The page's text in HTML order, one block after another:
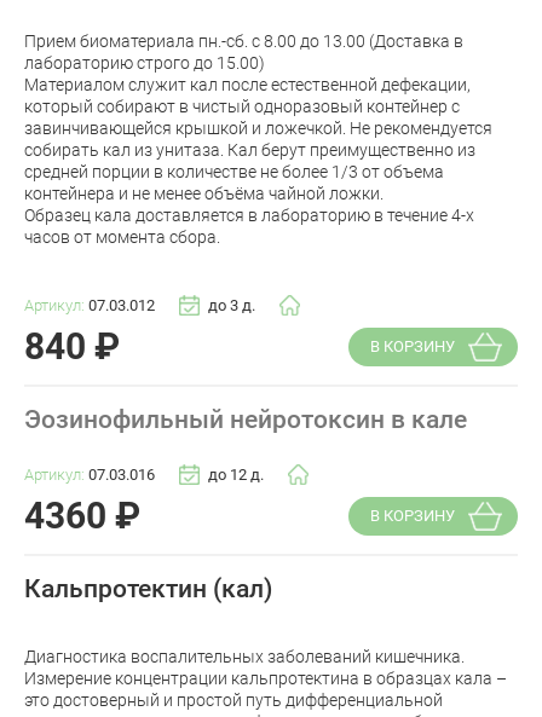
Прием биоматериала пн.-сб. с 8.00 до 13.00 (Доставка в
лабораторию строго до 15.00)
Материалом служит кал после естественной дефекации,
который собирают в чистый одноразовый контейнер с
завинчивающейся крышкой и ложечкой. Не рекомендуется
собирать кал из унитаза. Кал берут преимущественно из
средней порции в количестве не более 1/3 от объема
контейнера и не менее объёма чайной ложки.
Образец кала доставляется в лабораторию в течение 4-х
часов от момента сбора.
Артикул: 07.03.012 до 3 д.
840 ₽ В КОРЗИНУ
Эозинофильный нейротоксин в кале
Артикул: 07.03.016 до 12 д.
4360 ₽ В КОРЗИНУ
Кальпротектин (кал)
Диагностика воспалительных заболеваний кишечника.
Измерение концентрации кальпротектина в образцах кала –
это достоверный и простой путь дифференциальной